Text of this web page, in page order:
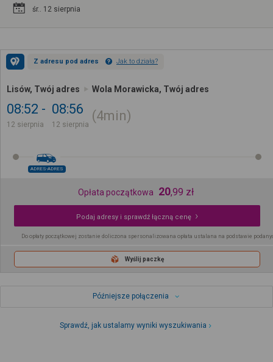
śr.. 12 sierpnia
Z adresu pod adres Jak to działa?
Lisów, Twój adres Wola Morawicka, Twój adres
08:52
12 sierpnia
08:56
12 sierpnia
4min
ADRES-ADRES
Opłata początkowa 20,99 zł
Podaj adresy i sprawdź łączną cenę
Do opłaty początkowej zostanie doliczona spersonalizowana opłata ustalana na podstawie
Wyślij paczkę
Późniejsze połączenia
Sprawdź, jak ustalamy wyniki wyszukiwania